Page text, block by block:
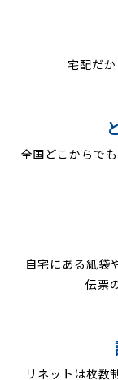
宅配だ
全国どこからで
自宅にある紙袋
伝票
リネットは枚数